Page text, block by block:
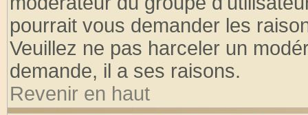
pourrait vous demander les
Veuillez ne pas harceler un
demande, il a ses raisons.
Revenir en haut